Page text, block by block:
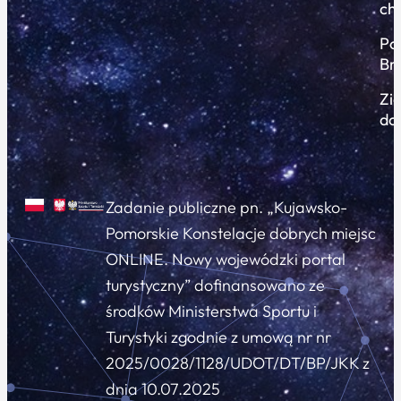
Zadanie publiczne pn. „Kujawsko-
Pomorskie Konstelacje dobrych miejsc
ONLINE. Nowy wojewódzki portal
turystyczny” dofinansowano ze
środków Ministerstwa Sportu i
Turystyki zgodnie z umową nr nr
2025/0028/1128/UDOT/DT/BP/JKK z
dnia 10.07.2025